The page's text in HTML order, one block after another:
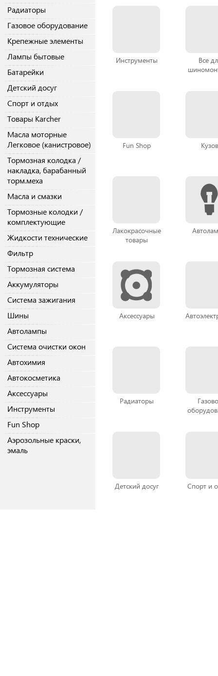
Радиаторы
Газовое оборудование
Крепежные элементы
Лампы бытовые
Батарейки
Детский досуг
Спорт и отдых
Товары Karcher
Масла моторные
Легковое (канистровое)
Тормозная колодка /
накладка, барабанный
торм.меха
Масла и смазки
Тормозные колодки /
комплектующие
Жидкости технические
Фильтр
Тормозная система
Аккумуляторы
Система зажигания
Шины
Автолампы
Система очистки окон
Автохимия
Автокосметика
Аксессуары
Инструменты
Fun Shop
Аэрозольные краски,
эмаль
Инструменты
Все
Fun Shop Кузов
Лакокрасочные
товары
Аксессуары
Радиаторы
Детский досуг Спорт и